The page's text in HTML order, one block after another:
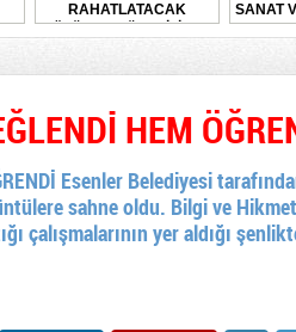
RAHATLATACAK
ÇÖZÜMLER ÜRETİLİYOR
SANAT
HEM
Esenler Belediyesi
sahne oldu. Bilgi ve
çalışmalarının yer aldığı